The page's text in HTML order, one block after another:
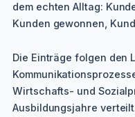
dem echten Alltag:
Kunden gewonnen,
Die Einträge folgen den
Wirtschafts- und
Ausbildungsjahre